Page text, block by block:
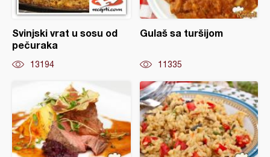
Svinjski vrat u sosu od
pečuraka
13194
Gulaš sa turšijom
11335